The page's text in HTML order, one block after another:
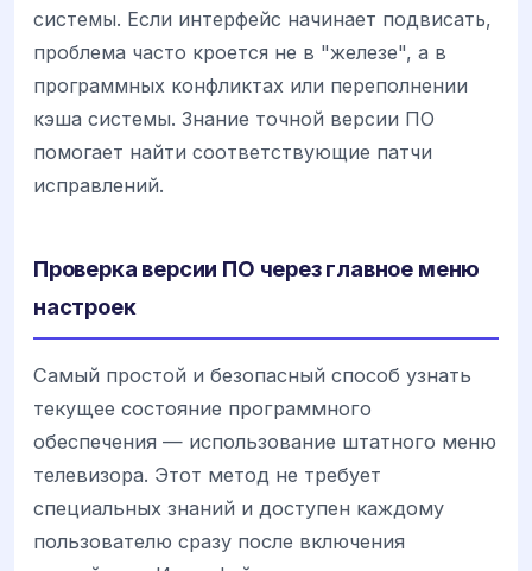
системы. Если интерфейс начинает подвисать,
проблема часто кроется не в "железе", а в
программных конфликтах или переполнении
кэша системы. Знание точной версии ПО
помогает найти соответствующие патчи
исправлений.
Проверка версии ПО через главное меню
настроек
Самый простой и безопасный способ узнать
текущее состояние программного
обеспечения — использование штатного меню
телевизора. Этот метод не требует
специальных знаний и доступен каждому
пользователю сразу после включения